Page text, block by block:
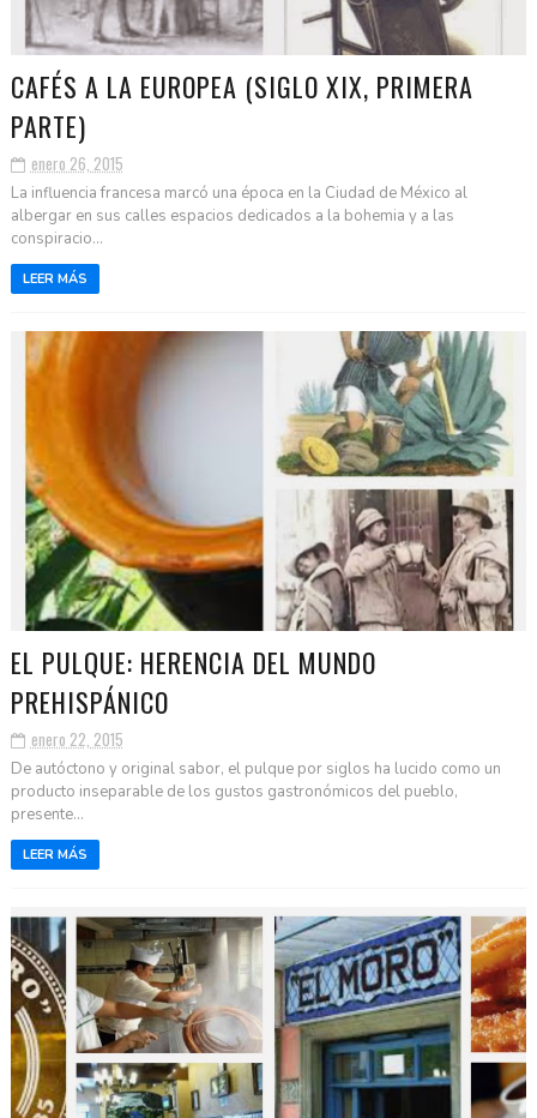
CAFÉS A LA EUROPEA (SIGLO XIX, PRIMERA
PARTE)
enero 26, 2015
La influencia francesa marcó una época en la Ciudad de México al
albergar en sus calles espacios dedicados a la bohemia y a las
conspiracio...
LEER MÁS
EL PULQUE: HERENCIA DEL MUNDO
PREHISPÁNICO
enero 22, 2015
De autóctono y original sabor, el pulque por siglos ha lucido como un
producto inseparable de los gustos gastronómicos del pueblo,
presente...
LEER MÁS